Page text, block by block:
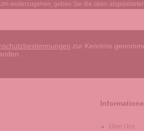
Um weiterzugehen, geben Sie die oben
zur Kenntnis
Über Uns